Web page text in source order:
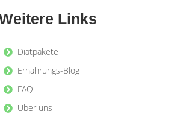
Links
Diätpakete
Ernährungs-Blog
FAQ
Über uns